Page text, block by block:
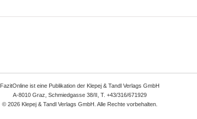
FazitOnline ist eine Publikation der Klepej & Tandl Verlags GmbH
A-8010 Graz, Schmiedgasse 38/II, T. +43/316/671929
© 2026 Klepej & Tandl Verlags GmbH. Alle Rechte vorbehalten.